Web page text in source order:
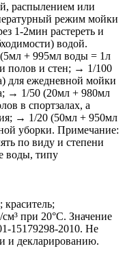
распылением или
режим мойки
1-2мин растереть и
водой.
+ 995мл воды = 1л
полов и стен; → 1/100
для ежедневной мойки
→ 1/50 (20мл + 980мл
в спортзалах, а
→ 1/20 (50мл + 950мл
уборки. Примечание:
по виду и степени
воды, типу
при 20°С. Значение
15179298-2010. Не
и декларированию.